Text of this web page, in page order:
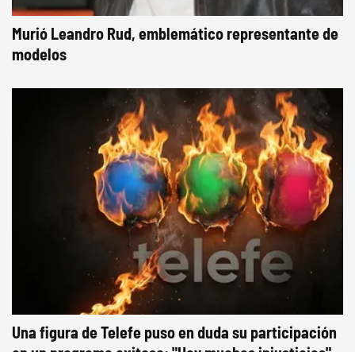
Murió Leandro Rud, emblemático representante de
modelos
Una figura de Telefe puso en duda su participación